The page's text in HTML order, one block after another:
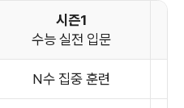
시즌1
수능 실전 입문
N수 집중 훈련